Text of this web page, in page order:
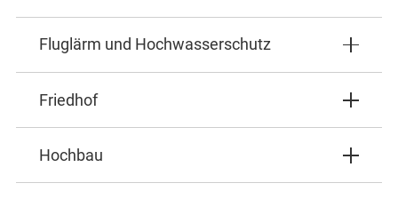
Fluglärm und Hochwasserschutz
Friedhof
Hochbau